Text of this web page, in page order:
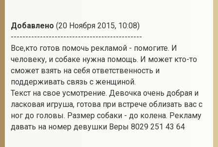
Добавлено (20 Ноября 2015, 10:08)
---------------------------------------------
Все,кто готов помочь рекламой - помогите. И
человеку, и собаке нужна помощь. И может кто-то
сможет взять на себя ответственность и
поддерживать связь с женщиной.
Текст на свое усмотрение. Девочка очень добрая и
ласковая игруша, готова при встрече облизать вас с
ног до головы. Размер собаки - до колена. Рекламу
давать на номер девушки Веры 8029 251 43 64